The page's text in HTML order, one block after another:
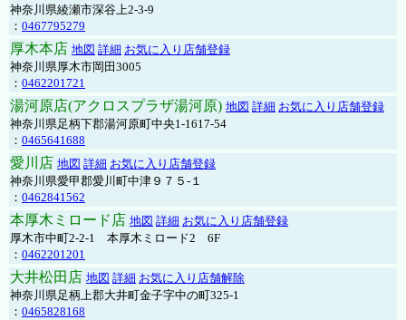
神奈川県綾瀬市深谷上2-3-9
： 0467795279
厚木本店 地図 詳細 お気に入り店舗登録
神奈川県厚木市岡田3005
： 0462201721
湯河原店(アクロスプラザ湯河原) 地図 詳細 お気に入り店舗登録
神奈川県足柄下郡湯河原町中央1-1617-54
： 0465641688
愛川店 地図 詳細 お気に入り店舗登録
神奈川県愛甲郡愛川町中津９７５-１
： 0462841562
本厚木ミロード店 地図 詳細 お気に入り店舗登録
厚木市中町2-2-1 本厚木ミロード2 6F
： 0462201201
大井松田店 地図 詳細 お気に入り店舗解除
神奈川県足柄上郡大井町金子字中の町325-1
： 0465828168